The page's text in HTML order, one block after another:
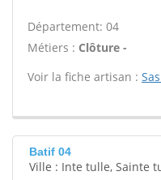
Département: 04
Métiers : Clôture -
Voir la fiche artisan :
Batif 04
Ville : Inte tulle, Sainte